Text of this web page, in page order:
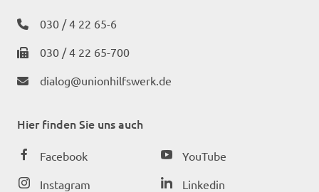
030 / 4 22 65-6
030 / 4 22 65-700
dialog@unionhilfswerk.de
Hier finden Sie uns auch
Facebook
Instagram
YouTube
Linkedin